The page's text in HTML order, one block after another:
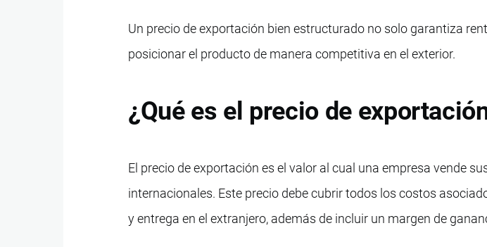
Un precio de exportación bien estructurado no solo garantiza
posicionar el producto de manera competitiva en el exterior.
¿Qué es el precio de
El precio de exportación es el valor al cual una empresa vende
internacionales. Este precio debe cubrir todos los costos
y entrega en el extranjero, además de incluir un margen de